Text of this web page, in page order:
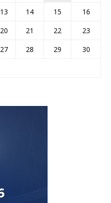
13 14 15
16
20 21 22
23
27 28 29
30